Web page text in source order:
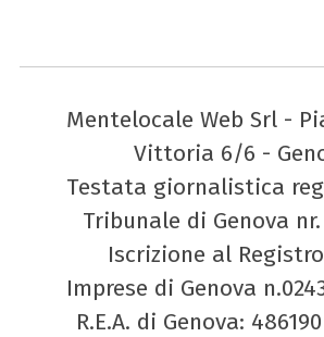
Mentelocale Web Srl -
Vittoria 6/6 -
Testata giornalistica
Tribunale di Genova
Iscrizione al
Imprese di Genova
R.E.A. di Genova: